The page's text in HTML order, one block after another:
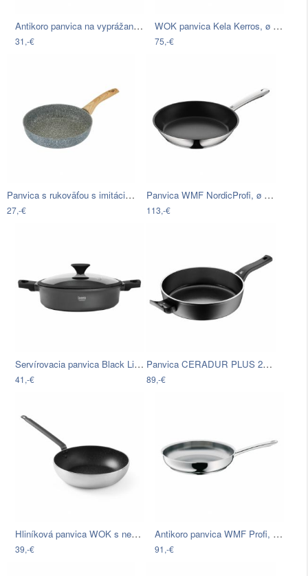
Antikoro panvica na vyprážanie Kela…
31,-€
WOK panvica Kela Kerros, ø 32 cm
75,-€
Panvica s rukoväťou s imitáciou dreva…
27,-€
Panvica WMF NordicProfi, ø 28 cm
113,-€
Servírovacia panvica Black Line, 4l
41,-€
Panvica CERADUR PLUS 28 cm
89,-€
Hliníková panvica WOK s nepriľnavým…
39,-€
Antikoro panvica WMF Profi, ⌀ 28 cm
91,-€